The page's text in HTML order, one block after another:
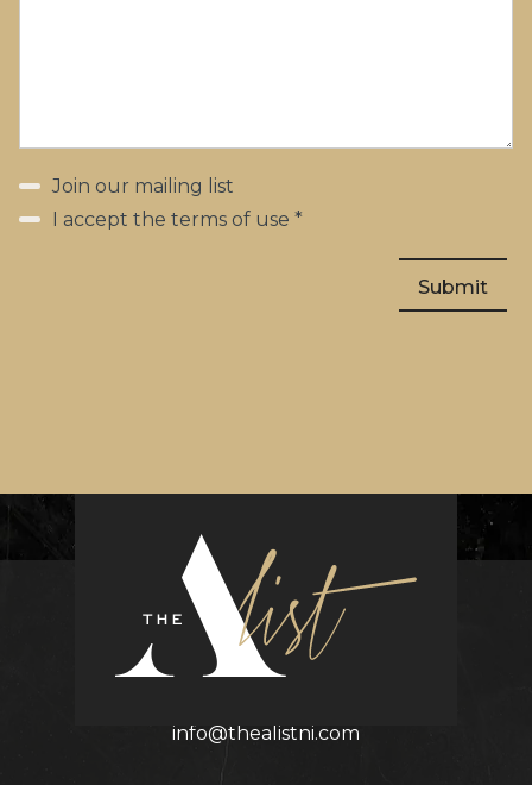
Join our mailing list
I accept the terms of use *
Contact Details
info@thealistni.com